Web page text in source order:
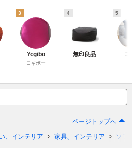
3
Yogibo
ヨギボー
4
無印良品
5
ニ
ページトップへ
、インテリア 家具、インテリア ソフ